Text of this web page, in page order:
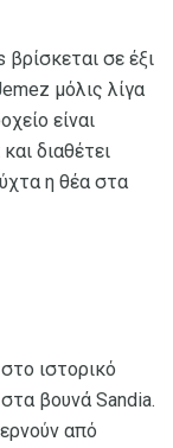
σε έξι
μόλις λίγα
είναι
διαθέτει
η θέα στα
ιστορικό
βουνά Sandia.
από